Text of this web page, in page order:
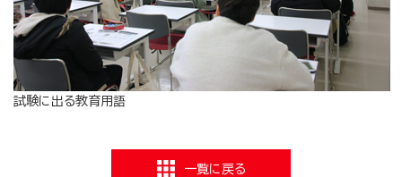
試験に出る教育用語
一覧に戻る